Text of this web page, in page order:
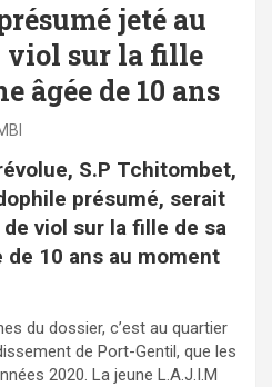
jeté au
viol sur la fille
âgée de 10 ans
S.P Tchitombet,
présumé, serait
de viol sur la fille de sa
de 10 ans au moment
du dossier, c’est au quartier
de Port-Gentil, que les
2020. La jeune L.A.J.I.M